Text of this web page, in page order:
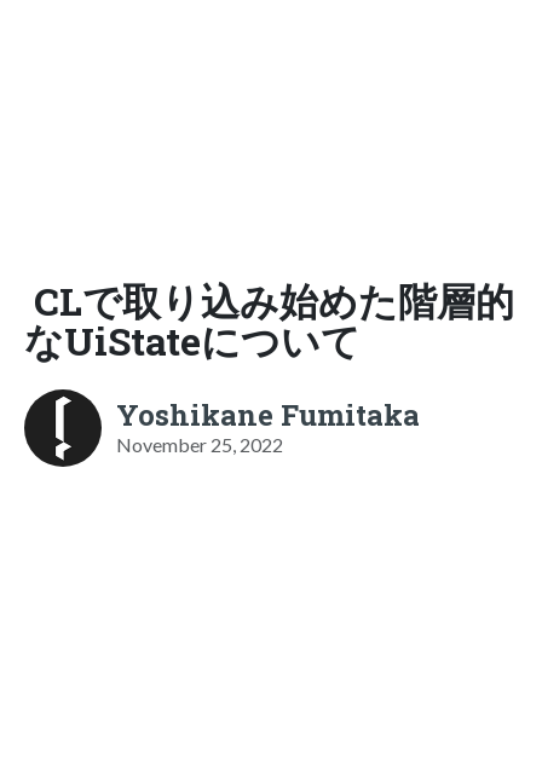
CLで取り込み始めた階層的
なUiStateについて
Yoshikane Fumitaka
November 25, 2022